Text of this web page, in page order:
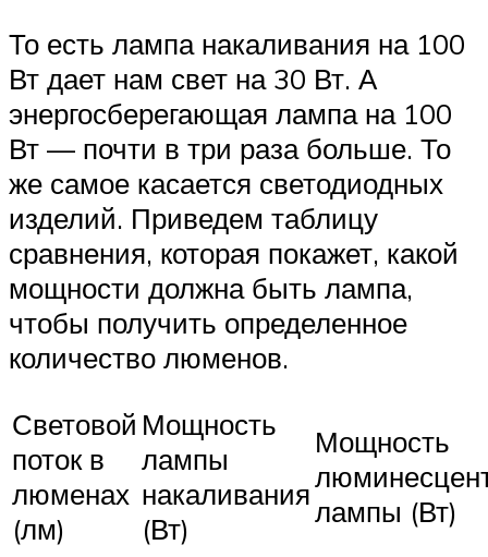
То есть лампа накаливания на 100
Вт дает нам свет на 30 Вт. А
энергосберегающая лампа на 100
Вт — почти в три раза больше. То
же самое касается светодиодных
изделий. Приведем таблицу
сравнения, которая покажет, какой
мощности должна быть лампа,
чтобы получить определенное
количество люменов.
Световой
поток в
люменах
(лм)
Мощность
лампы
накаливания
(Вт)
Мощность
лампы (Вт)